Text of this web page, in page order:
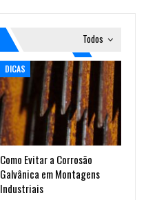
Todos
DICAS
Como Evitar a Corrosão
Galvânica em Montagens
Industriais